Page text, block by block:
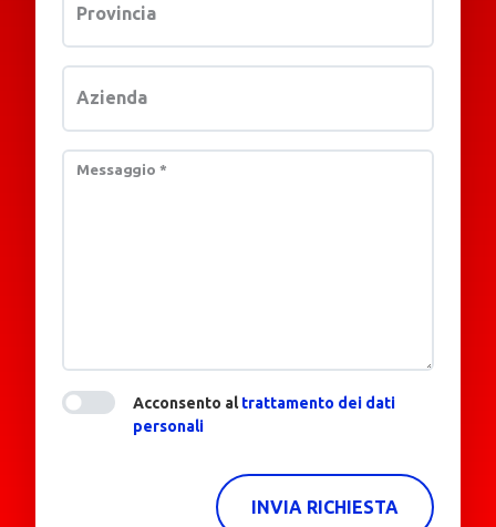
Provincia
Azienda
Messaggio *
Acconsento altrattamento dei dati
personali
INVIA RICHIESTA